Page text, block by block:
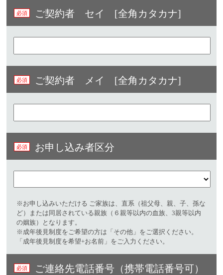
ご契約者 セイ [全角カタカナ]
ご契約者 メイ [全角カタカナ]
お申し込み者区分
※お申し込みいただける ご家族は、直系（祖父母、親、子、孫な
ど）または同居されている親族（６親等以内の血族、3親等以内
の姻族）となります。
※成年後見制度をご希望の方は「その他」をご選択ください。
「成年後見制度を希望+お名前」をご入力ください。
ご連絡先電話番号（携帯電話番号可）